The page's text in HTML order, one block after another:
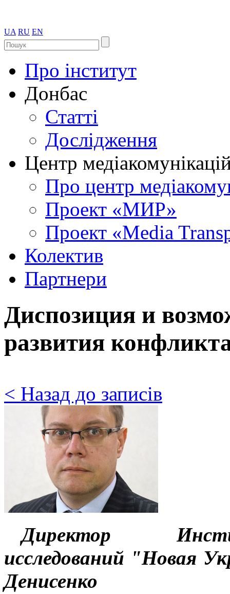
UA RU EN
Про інститут
Донбас
Статті
Дослідження
Центр
Про центр
Проект «МИР»
Проект «Media
Колектив
Партнери
Диспозиция и
развития
< Назад до записів
Директор
исследований "Новая
Денисенко